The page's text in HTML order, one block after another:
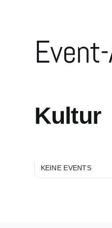
Kultur
KEINE EVENTS